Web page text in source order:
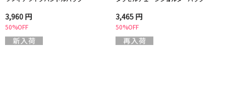
3,960 円
50%OFF
3,465 円
50%OFF